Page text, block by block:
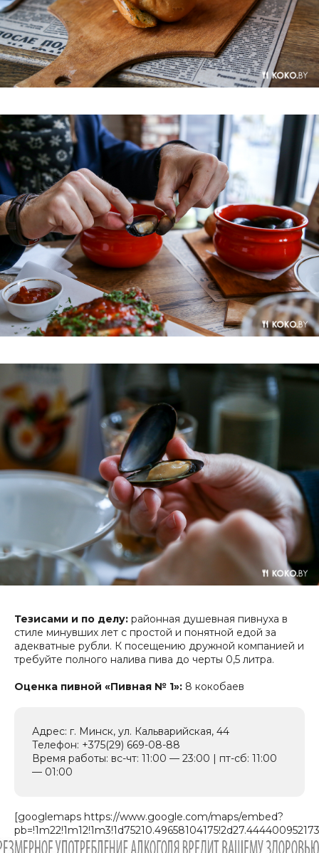
Тезисами и по делу: районная душевная пивнуха в
стиле минувших лет с простой и понятной едой за
адекватные рубли. К посещению дружной компанией и
требуйте полного налива пива до черты 0,5 литра.
Оценка пивной «Пивная № 1»: 8 кокобаев
Адрес: г. Минск, ул. Кальварийская, 44
Телефон: +375(29) 669-08-88
Время работы: вс-чт: 11:00 — 23:00 | пт-сб: 11:00
— 01:00
[googlemaps https://www.google.com/maps/embed?